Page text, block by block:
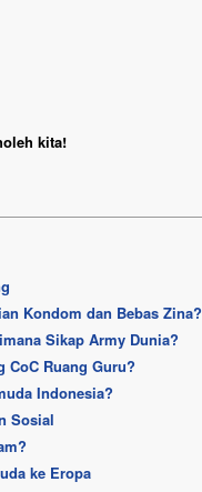
kita!
Kondom dan Bebas Zina?
Sikap Army Dunia?
CoC Ruang Guru?
Indonesia?
Sosial
ke Eropa